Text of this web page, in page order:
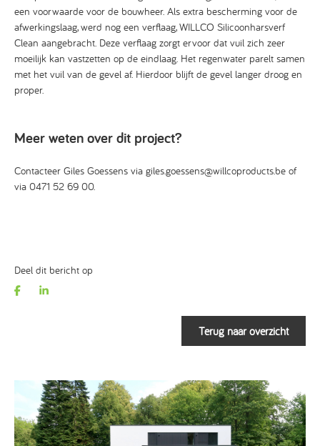
een voorwaarde voor de bouwheer. Als extra bescherming voor de
afwerkingslaag, werd nog een verflaag, WILLCO Silicoonharsverf
Clean aangebracht. Deze verflaag zorgt ervoor dat vuil zich zeer
moeilijk kan vastzetten op de eindlaag. Het regenwater parelt samen
met het vuil van de gevel af. Hierdoor blijft de gevel langer droog en
proper.
Meer weten over dit project?
Contacteer Giles Goessens via giles.goessens@willcoproducts.be of
via 0471 52 69 00.
Deel dit bericht op
Terug naar overzicht